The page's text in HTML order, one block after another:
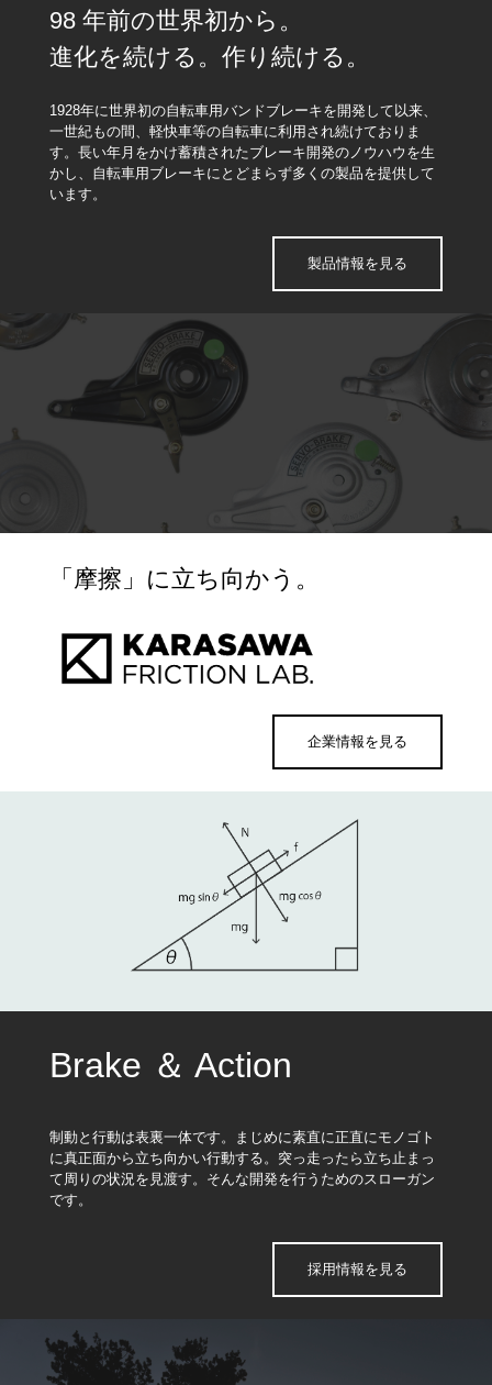
98 年前の世界初から。
進化を続ける。作り続ける。
1928年に世界初の自転車用バンドブレーキを開発して以来、
一世紀もの間、軽快車等の自転車に利用され続けておりま
す。長い年月をかけ蓄積されたブレーキ開発のノウハウを生
かし、自転車用ブレーキにとどまらず多くの製品を提供して
います。
製品情報を見る
「摩擦」に立ち向かう。
企業情報を見る
Brake ＆ Action
制動と行動は表裏一体です。まじめに素直に正直にモノゴト
に真正面から立ち向かい行動する。突っ走ったら立ち止まっ
て周りの状況を見渡す。そんな開発を行うためのスローガン
です。
採用情報を見る